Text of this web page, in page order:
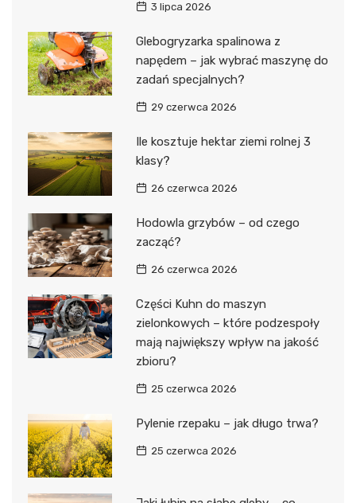
3 lipca 2026
Glebogryzarka spalinowa z
napędem – jak wybrać maszynę do
zadań specjalnych?
29 czerwca 2026
Ile kosztuje hektar ziemi rolnej 3
klasy?
26 czerwca 2026
Hodowla grzybów – od czego
zacząć?
26 czerwca 2026
Części Kuhn do maszyn
zielonkowych – które podzespoły
mają największy wpływ na jakość
zbioru?
25 czerwca 2026
Pylenie rzepaku – jak długo trwa?
25 czerwca 2026